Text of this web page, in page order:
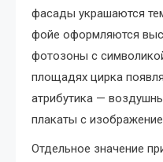
фасады украшаются
фойе оформляются
фотозоны с
площадях цирка
атрибутика —
плакаты с
Отдельное значение